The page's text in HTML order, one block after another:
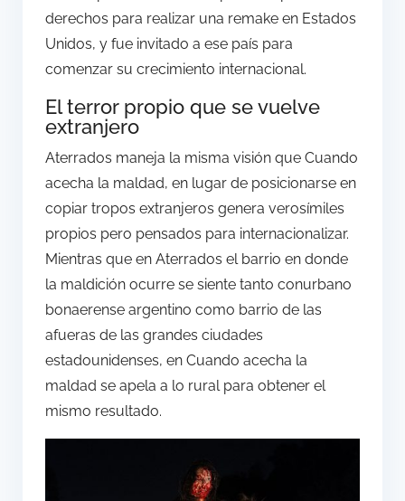
derechos para realizar una remake en Estados
Unidos, y fue invitado a ese país para
comenzar su crecimiento internacional.
El terror propio que se vuelve
extranjero
Aterrados maneja la misma visión que Cuando
acecha la maldad, en lugar de posicionarse en
copiar tropos extranjeros genera verosímiles
propios pero pensados para internacionalizar.
Mientras que en Aterrados el barrio en donde
la maldición ocurre se siente tanto conurbano
bonaerense argentino como barrio de las
afueras de las grandes ciudades
estadounidenses, en Cuando acecha la
maldad se apela a lo rural para obtener el
mismo resultado.